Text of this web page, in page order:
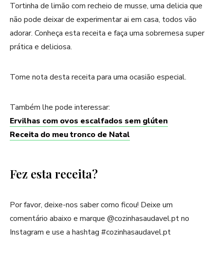
Tortinha de limão com recheio de musse, uma delicia que
não pode deixar de experimentar ai em casa, todos vão
adorar. Conheça esta receita e faça uma sobremesa super
prática e deliciosa.
Tome nota desta receita para uma ocasião especial.
Também lhe pode interessar:
Ervilhas com ovos escalfados sem glúten
Receita do meu tronco de Natal
Fez esta receita?
Por favor, deixe-nos saber como ficou! Deixe um
comentário abaixo e marque @cozinhasaudavel.pt no
Instagram e use a hashtag #cozinhasaudavel.pt